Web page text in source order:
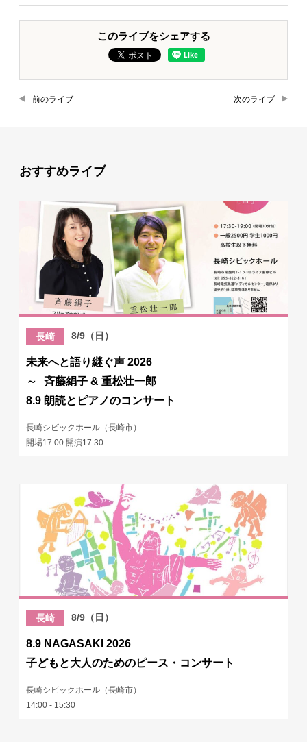
このライブをシェアする
前のライブ 次のライブ
おすすめライブ
長崎 8/9（日）
未来へと語り継ぐ声 2026
～ 斉藤絹子 & 重松壮一郎
8.9 朗読とピアノのコンサート
長崎シビックホール（長崎市）
開場17:00 開演17:30
長崎 8/9（日）
8.9 NAGASAKI 2026
子どもと大人のためのピース・コンサート
長崎シビックホール（長崎市）
14:00 - 15:30